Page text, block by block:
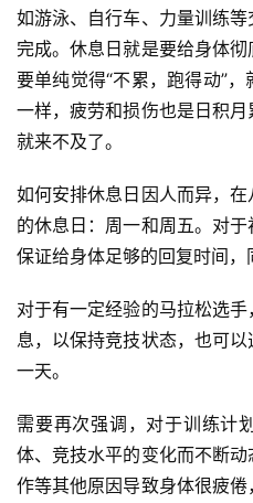
观
察
装
备
训
练
视
频
用
户
精
选
如游泳、自行车、力量训练
完成。休息日就是要给身体
要单纯觉得“不累，跑得动”
一样，疲劳和损伤也是日积
就来不及了。
如何安排休息日因人而异，
的休息日：周一和周五。对
保证给身体足够的回复时间，
对于有一定经验的马拉松选
息，以保持竞技状态，也可
一天。
需要再次强调，对于训练计
体、竞技水平的变化而不断
作等其他原因导致身体很疲